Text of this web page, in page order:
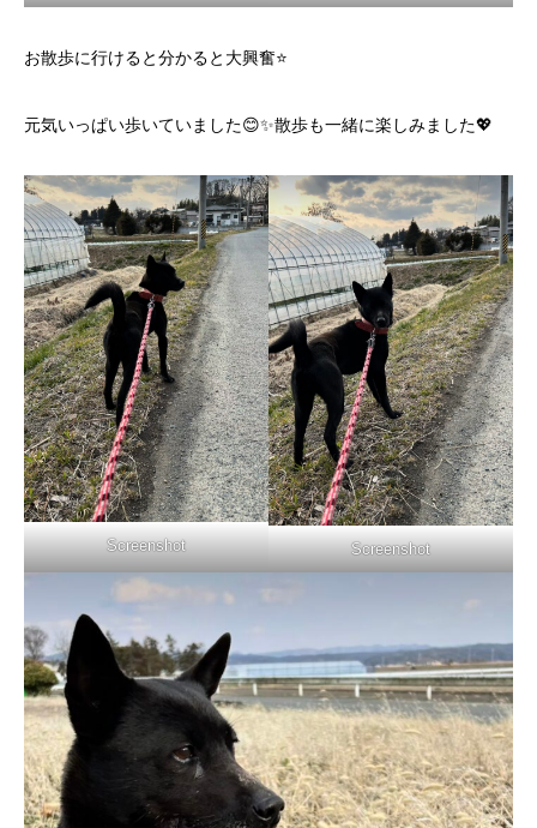
お散歩に行けると分かると大興奮⭐️
元気いっぱい歩いていました😊✨散歩も一緒に楽しみました💖
Screenshot Screenshot